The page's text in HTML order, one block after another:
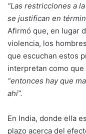
“Las restricciones a
se justifican en
Afirmó que, en lugar
violencia, los
que escuchan estos
interpretan como
“entonces hay que
ahí”.
En India, donde ella
plazo acerca del